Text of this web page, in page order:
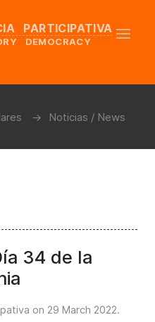
PARTICIPATIVA
DEMOCRACY
Noticias / News
34 de la
on 29 March 2022.